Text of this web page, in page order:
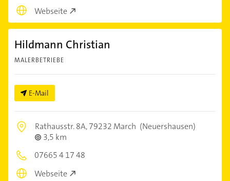
Webseite
Hildmann Christian
MALERBETRIEBE
E-Mail
Rathausstr. 8A,79232 March (Neuershausen)
3,5 km
07665 4 17 48
Webseite